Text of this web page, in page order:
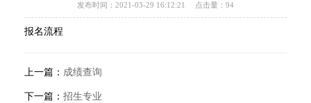
发布时间：2021-03-29 16:12:21 点击量： 94
报名流程
上一篇： 成绩查询
下一篇： 招生专业